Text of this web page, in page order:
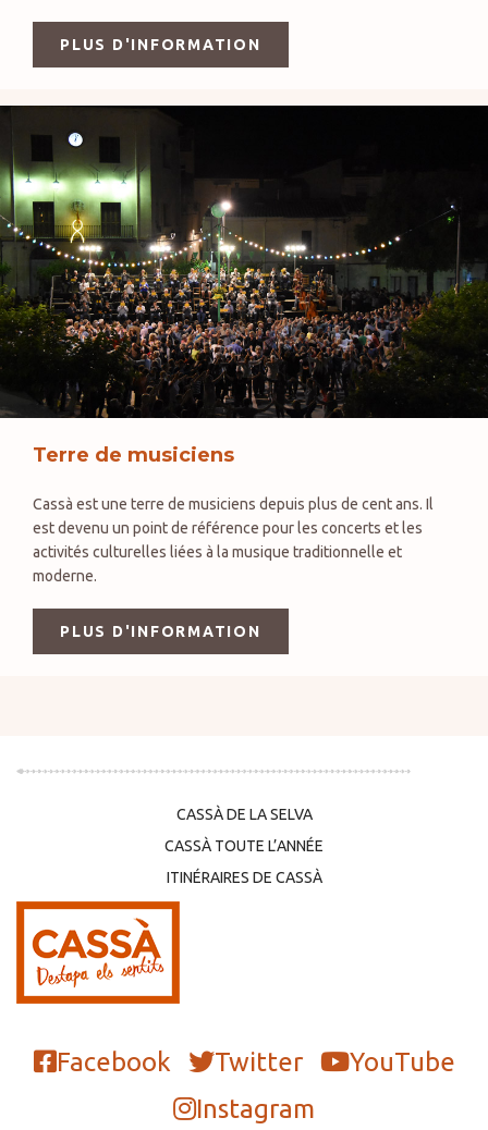
PLUS D'INFORMATION
Terre de musiciens
Cassà est une terre de musiciens depuis plus de cent ans. Il
est devenu un point de référence pour les concerts et les
activités culturelles liées à la musique traditionnelle et
moderne.
PLUS D'INFORMATION
CASSÀ DE LA SELVA
CASSÀ TOUTE L’ANNÉE
ITINÉRAIRES DE CASSÀ
Facebook Twitter
YouTube
Instagram